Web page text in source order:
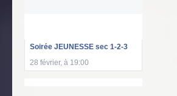
Soirée JEUNESSE sec 1-2-3
28 février, à 19:00